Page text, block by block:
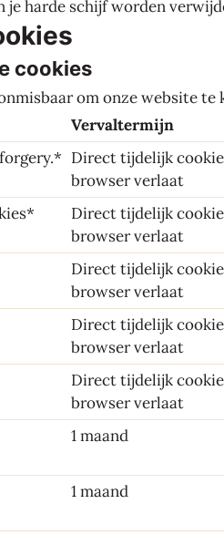
je harde schijf worden
cookies
om onze website
Vervaltermijn
Direct tijdelijk
browser verlaat
Direct tijdelijk
browser verlaat
Direct tijdelijk
browser verlaat
Direct tijdelijk
browser verlaat
Direct tijdelijk
browser verlaat
1 maand
1 maand